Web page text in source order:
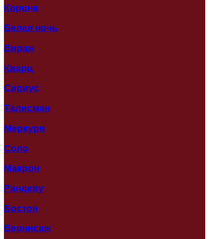
Корона
Белая ночь
Вираж
Кварц
Сириус
Талисман
Меркури
Соло
Макрон
Рандеву
Бостон
Вернисаж